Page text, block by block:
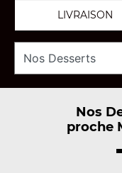
LIVRAISON
Nos
proche